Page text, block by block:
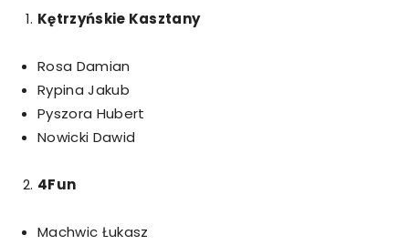
Kętrzyńskie Kasztany
Rosa Damian
Rypina Jakub
Pyszora Hubert
Nowicki Dawid
4Fun
Machwic Łukasz